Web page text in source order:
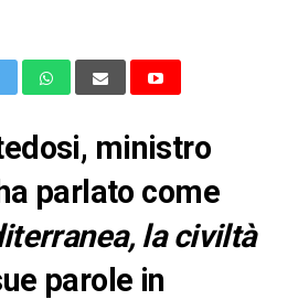
ministro
parlato come
la civiltà
parole in